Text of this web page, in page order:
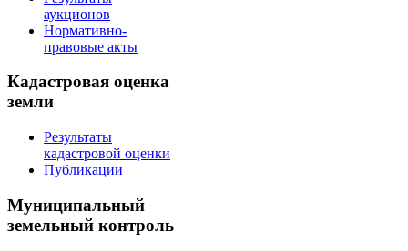
аукционов
Нормативно-
правовые акты
Кадастровая оценка
земли
Результаты
кадастровой оценки
Публикации
Муниципальный
земельный контроль